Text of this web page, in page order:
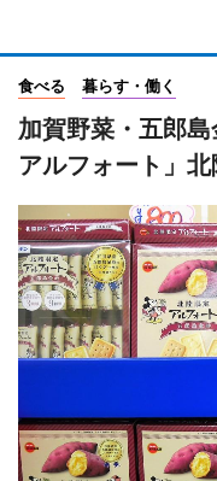
食べる 暮らす・働く
加賀野菜・五郎
アルフォート」